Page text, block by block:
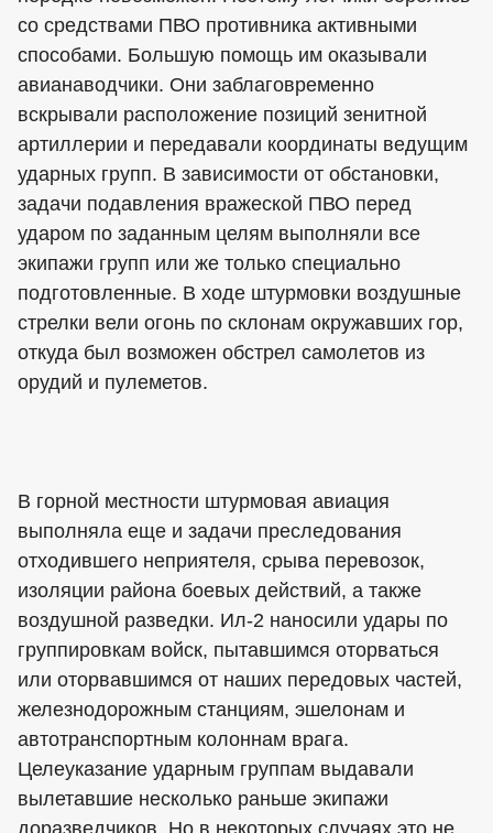
со средствами ПВО противника активными
способами. Большую помощь им оказывали
авианаводчики. Они заблаговременно
вскрывали расположение позиций зенитной
артиллерии и передавали координаты ведущим
ударных групп. В зависимости от обстановки,
задачи подавления вражеской ПВО перед
ударом по заданным целям выполняли все
экипажи групп или же только специально
подготовленные. В ходе штурмовки воздушные
стрелки вели огонь по склонам окружавших гор,
откуда был возможен обстрел самолетов из
орудий и пулеметов.
В горной местности штурмовая авиация
выполняла еще и задачи преследования
отходившего неприятеля, срыва перевозок,
изоляции района боевых действий, а также
воздушной разведки. Ил-2 наносили удары по
группировкам войск, пытавшимся оторваться
или оторвавшимся от наших передовых частей,
железнодорожным станциям, эшелонам и
автотранспортным колоннам врага.
Целеуказание ударным группам выдавали
вылетавшие несколько раньше экипажи
доразведчиков. Но в некоторых случаях это не